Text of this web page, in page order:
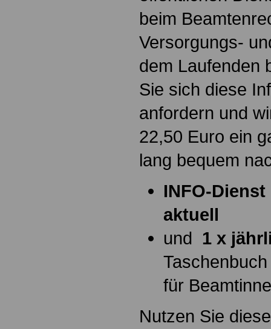
beim
Versorgungs-
dem Laufenden
Sie sich diese
anfordern und
22,50 Euro ein
lang bequem
INFO-
aktuell
und 1 x
Taschenbuch
für
Nutzen Sie